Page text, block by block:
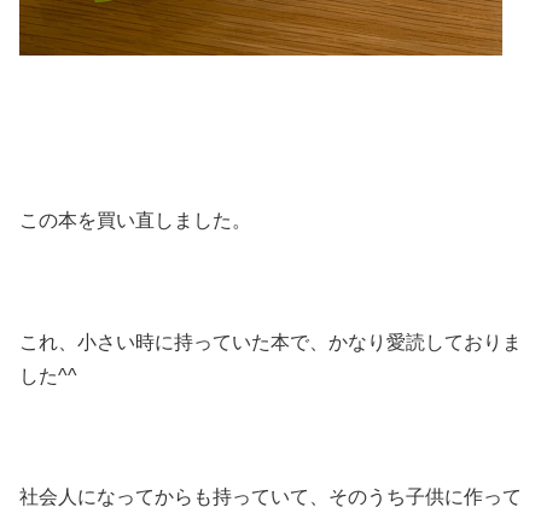
この本を買い直しました。
これ、小さい時に持っていた本で、かなり愛読しておりま
した^^
社会人になってからも持っていて、そのうち子供に作って